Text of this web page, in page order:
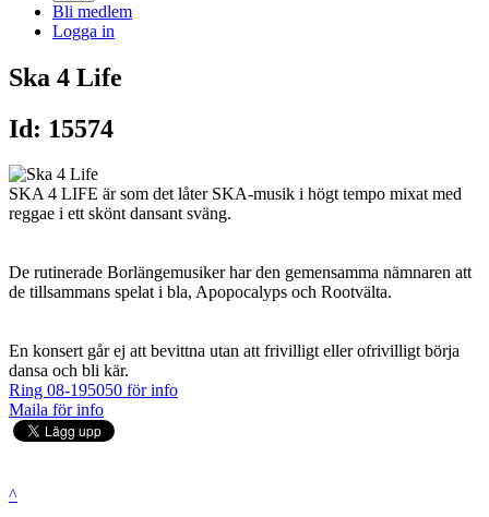
Bli medlem
Logga in
Ska 4 Life
Id: 15574
SKA 4 LIFE är som det låter SKA-musik i högt tempo mixat med
reggae i ett skönt dansant sväng.
De rutinerade Borlängemusiker har den gemensamma nämnaren att
de tillsammans spelat i bla, Apopocalyps och Rootvälta.
En konsert går ej att bevittna utan att frivilligt eller ofrivilligt börja
dansa och bli kär.
Ring 08-195050 för info
Maila för info
^